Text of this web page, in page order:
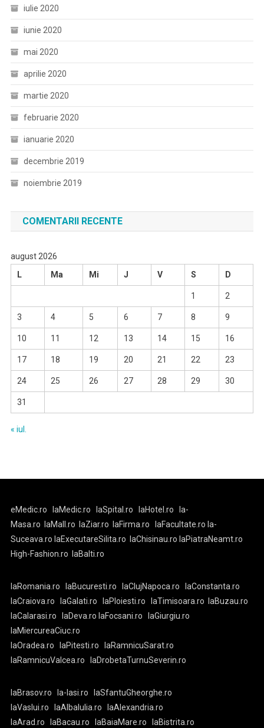
iulie 2020
iunie 2020
mai 2020
aprilie 2020
martie 2020
februarie 2020
ianuarie 2020
decembrie 2019
noiembrie 2019
COMENTARII RECENTE
august 2026
L
Ma Mi J V S D
1 2
3 4 5 6 7 8 9
10 11 12 13 14 15 16
17 18 19 20 21 22 23
24 25 26 27 28 29 30
31
« iul.
eMedic.ro laMedic.ro laSpital.ro laHotel.ro
la-
Masa.ro
laMall.ro laZiar.ro laFirma.ro laFacultate.ro la-
Suceava.ro laExecutareSilita.ro laChisinau.ro laPiatraNeamt.ro
High-Fashion.ro
laBalti.ro
laRomania.ro laBucuresti.ro laClujNapoca.ro
laConstanta.ro
laCraiova.ro
laGalati.ro laPloiesti.ro laTimisoara.ro
laBuzau.ro
laCalarasi.ro
laDeva.ro laFocsani.ro
laGiurgiu.ro
laMiercureaCiuc.ro
laOradea.ro
laPitesti.ro
laRamnicuSarat.ro
laRamnicuValcea.ro
laDrobetaTurnuSeverin.ro
laBrasov.ro la-Iasi.ro
laSfantuGheorghe.ro
laVaslui.ro
laAlbaIulia.ro
laAlexandria.ro
laArad.ro
laBacau.ro laBaiaMare.ro laBistrita.ro